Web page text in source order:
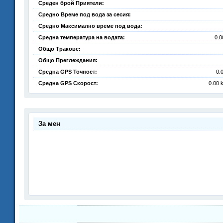
Среден брой Приятели:
Средно Време под вода за сесия:
Средно Максимално време под вода:
Средна температура на водата:
Общо Тракове:
Общо Преглеждания:
Средна GPS Точност:
Средна GPS Скорост:
0.00
За мен